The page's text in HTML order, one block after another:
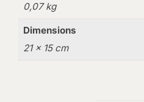
0,07 kg
Dimensions
21 × 15 cm